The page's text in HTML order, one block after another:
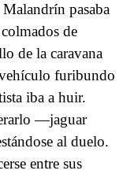
pasaba
de
de la caravana
furibundo
iba a huir.
—jaguar
al duelo.
entre sus